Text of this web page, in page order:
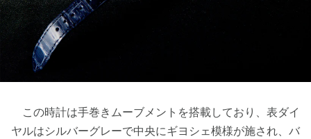
この時計は手巻きムーブメントを搭載しており、表ダイ
ヤルはシルバーグレーで中央にギヨシェ模様が施され、バ